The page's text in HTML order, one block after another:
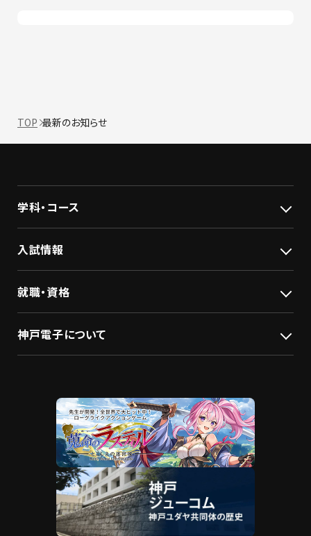
TOP 最新のお知らせ
学科・コース
入試情報
就職・資格
神戸電子について